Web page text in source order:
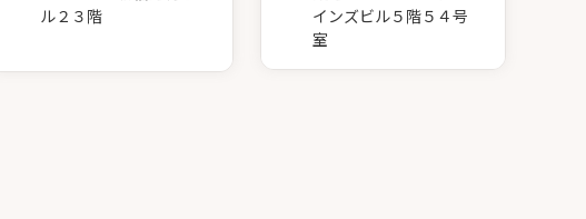
ル２３階
インズビル５階５４号
室